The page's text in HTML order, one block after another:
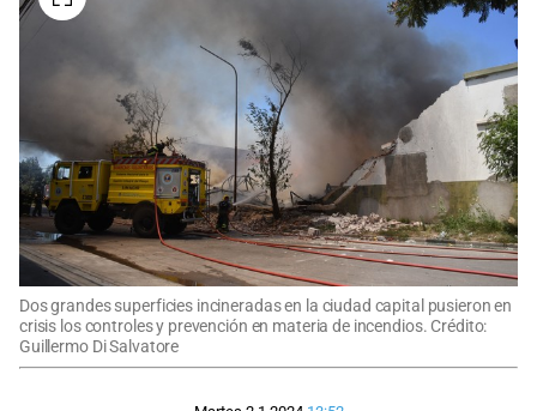
Dos grandes superficies incineradas en la ciudad capital pusieron en
crisis los controles y prevención en materia de incendios. Crédito:
Guillermo Di Salvatore